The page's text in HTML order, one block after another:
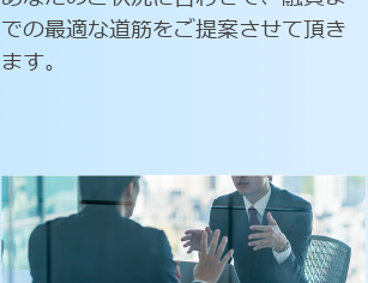
での最適な道筋をご提案させて頂き
ます。